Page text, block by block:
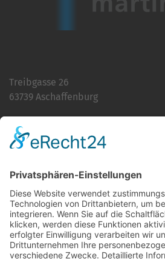
Treibgasse 26
63739 Aschaffenburg
E-Mailinfo@martinushaus.de
Mo?Fr8.30 ? 12.00 Uhr
Mo?Do13.00 ? 16.00 Uhr